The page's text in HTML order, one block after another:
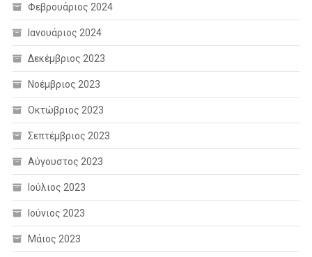
Φεβρουάριος 2024
Ιανουάριος 2024
Δεκέμβριος 2023
Νοέμβριος 2023
Οκτώβριος 2023
Σεπτέμβριος 2023
Αύγουστος 2023
Ιούλιος 2023
Ιούνιος 2023
Μάιος 2023